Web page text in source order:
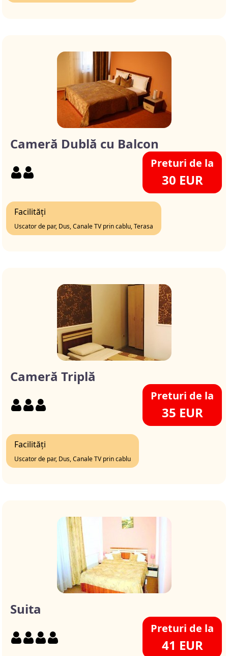
Cameră Dublă cu Balcon
Preturi de la
30 EUR
Facilități
Uscator de par, Dus, Canale TV prin cablu, Terasa
Cameră Triplă
Preturi de la
35 EUR
Facilități
Uscator de par, Dus, Canale TV prin cablu
Suita
Preturi de la
41 EUR